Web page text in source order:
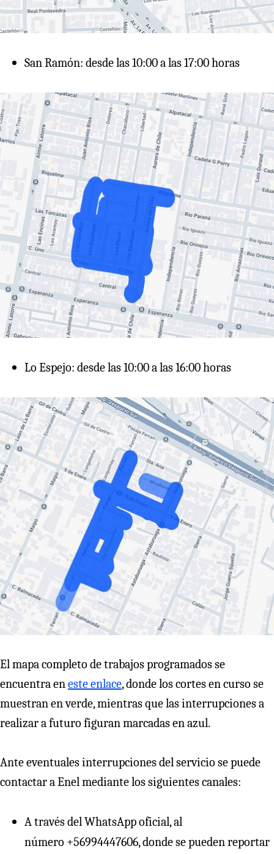
San Ramón: desde las 10:00 a las 17:00 horas
Lo Espejo: desde las 10:00 a las 16:00 horas
El mapa completo de trabajos programados se
encuentra eneste enlace, donde los cortes en curso se
muestran en verde, mientras que las interrupciones a
realizar a futuro figuran marcadas en azul.
Ante eventuales interrupciones del servicio se puede
contactar a Enel mediante los siguientes canales:
A través del WhatsApp oficial, al
número +56994447606, donde se pueden reportar